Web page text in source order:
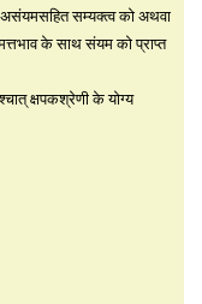
सम्यक्त्व को अथवा
के साथ संयम को प्राप्त
क्षपकश्रेणी के योग्य